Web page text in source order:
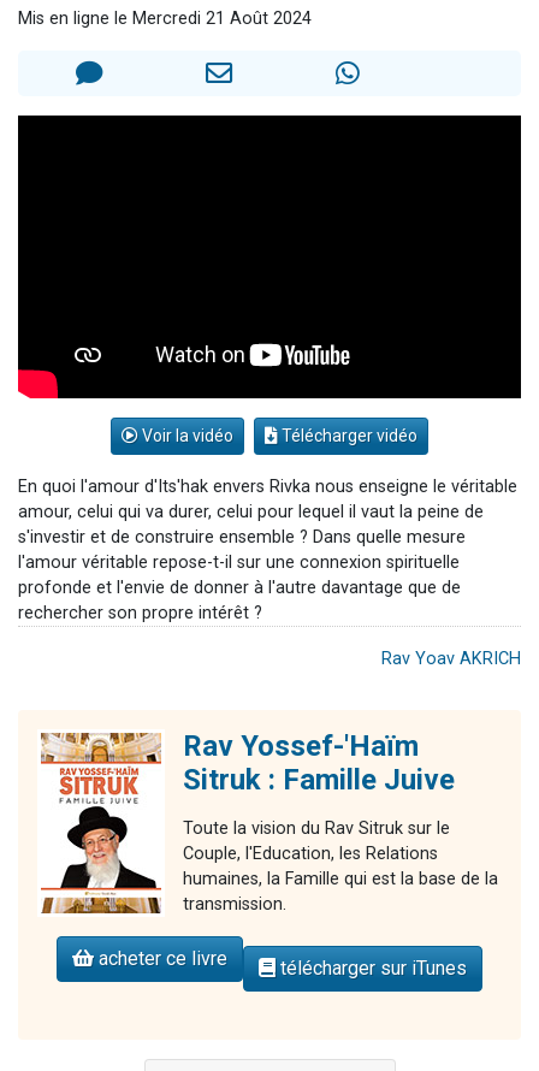
Il reste 49 places pour étudier en groupe sur Zoom
Mis en ligne le Mercredi 21 Août 2024
Voir la vidéo Télécharger vidéo
En quoi l'amour d'Its'hak envers Rivka nous enseigne le véritable
amour, celui qui va durer, celui pour lequel il vaut la peine de
s'investir et de construire ensemble ? Dans quelle mesure
l'amour véritable repose-t-il sur une connexion spirituelle
profonde et l'envie de donner à l'autre davantage que de
rechercher son propre intérêt ?
Rav Yoav AKRICH
Rav Yossef-'Haïm
Sitruk : Famille Juive
Toute la vision du Rav Sitruk sur le
Couple, l'Education, les Relations
humaines, la Famille qui est la base de la
transmission.
acheter ce livre télécharger sur iTunes